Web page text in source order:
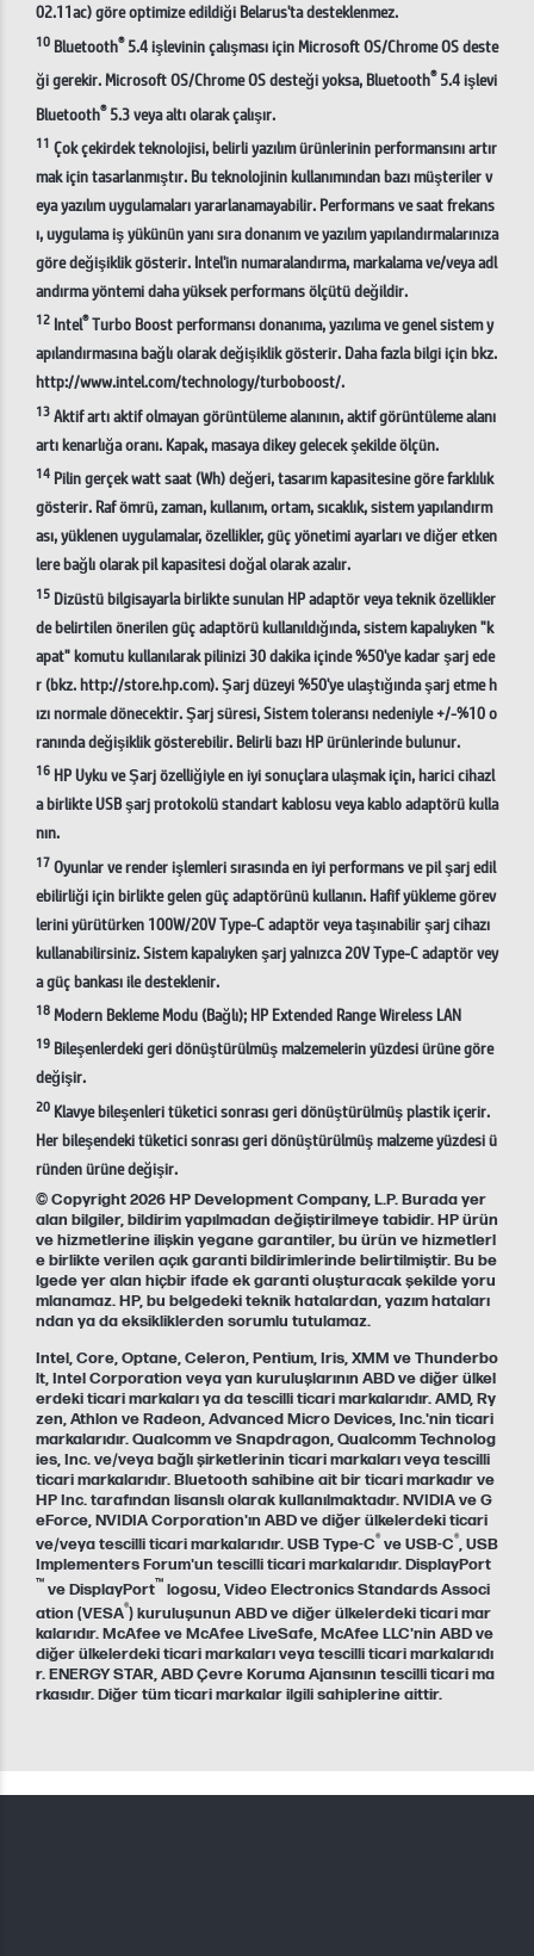
02.11ac) göre optimize edildiği Belarus'ta desteklenmez.
10 Bluetooth®5.4 işlevinin çalışması için Microsoft OS/Chrome OS deste
ği gerekir. Microsoft OS/Chrome OS desteği yoksa, Bluetooth®5.4 işlevi
Bluetooth®5.3 veya altı olarak çalışır.
11 Çok çekirdek teknolojisi, belirli yazılım ürünlerinin performansını artır
mak için tasarlanmıştır. Bu teknolojinin kullanımından bazı müşteriler v
eya yazılım uygulamaları yararlanamayabilir. Performans ve saat frekans
ı, uygulama iş yükünün yanı sıra donanım ve yazılım yapılandırmalarınıza
göre değişiklik gösterir. Intel'in numaralandırma, markalama ve/veya adl
andırma yöntemi daha yüksek performans ölçütü değildir.
12 Intel®Turbo Boost performansı donanıma, yazılıma ve genel sistem y
apılandırmasına bağlı olarak değişiklik gösterir. Daha fazla bilgi için bkz.
http://www.intel.com/technology/turboboost/.
13Aktif artı aktif olmayan görüntüleme alanının, aktif görüntüleme alanı
artı kenarlığa oranı. Kapak, masaya dikey gelecek şekilde ölçün.
14 Pilin gerçek watt saat (Wh) değeri, tasarım kapasitesine göre farklılık
gösterir. Raf ömrü, zaman, kullanım, ortam, sıcaklık, sistem yapılandırm
ası, yüklenen uygulamalar, özellikler, güç yönetimi ayarları ve diğer etken
lere bağlı olarak pil kapasitesi doğal olarak azalır.
15 Dizüstü bilgisayarla birlikte sunulan HP adaptör veya teknik özellikler
de belirtilen önerilen güç adaptörü kullanıldığında, sistem kapalıyken "k
apat" komutu kullanılarak pilinizi 30 dakika içinde %50'ye kadar şarj ede
r (bkz. http://store.hp.com). Şarj düzeyi %50'ye ulaştığında şarj etme h
ızı normale dönecektir. Şarj süresi, Sistem toleransı nedeniyle +/-%10 o
ranında değişiklik gösterebilir. Belirli bazı HP ürünlerinde bulunur.
16 HP Uyku ve Şarj özelliğiyle en iyi sonuçlara ulaşmak için, harici cihazl
a birlikte USB şarj protokolü standart kablosu veya kablo adaptörü kulla
nın.
17Oyunlar ve render işlemleri sırasında en iyi performans ve pil şarj edil
ebilirliği için birlikte gelen güç adaptörünü kullanın. Hafif yükleme görev
lerini yürütürken 100W/20V Type-C adaptör veya taşınabilir şarj cihazı
kullanabilirsiniz. Sistem kapalıyken şarj yalnızca 20V Type-C adaptör vey
a güç bankası ile desteklenir.
18Modern Bekleme Modu (Bağlı); HP Extended Range Wireless LAN
19 Bileşenlerdeki geri dönüştürülmüş malzemelerin yüzdesi ürüne göre
değişir.
20 Klavye bileşenleri tüketici sonrası geri dönüştürülmüş plastik içerir.
Her bileşendeki tüketici sonrası geri dönüştürülmüş malzeme yüzdesi ü
ründen ürüne değişir.
© Copyright 2026 HP Development Company, L.P. Burada yer
alan bilgiler, bildirim yapılmadan değiştirilmeye tabidir. HP ürün
ve hizmetlerine ilişkin yegane garantiler, bu ürün ve hizmetlerl
e birlikte verilen açık garanti bildirimlerinde belirtilmiştir. Bu be
lgede yer alan hiçbir ifade ek garanti oluşturacak şekilde yoru
mlanamaz. HP, bu belgedeki teknik hatalardan, yazım hataları
ndan ya da eksikliklerden sorumlu tutulamaz.
Intel, Core, Optane, Celeron, Pentium, Iris, XMM ve Thunderbo
lt, Intel Corporation veya yan kuruluşlarının ABD ve diğer ülkel
erdeki ticari markaları ya da tescilli ticari markalarıdır. AMD, Ry
zen, Athlon ve Radeon, Advanced Micro Devices, Inc.'nin ticari
markalarıdır. Qualcomm ve Snapdragon, Qualcomm Technolog
ies, Inc. ve/veya bağlı şirketlerinin ticari markaları veya tescilli
ticari markalarıdır. Bluetooth sahibine ait bir ticari markadır ve
HP Inc. tarafından lisanslı olarak kullanılmaktadır. NVIDIA ve G
eForce, NVIDIA Corporation'ın ABD ve diğer ülkelerdeki ticari
ve/veya tescilli ticari markalarıdır. USB Type-C® ve USB-C®, USB
Implementers Forum'un tescilli ticari markalarıdır. DisplayPort
™ ve DisplayPort™ logosu, Video Electronics Standards Associ
ation (VESA®) kuruluşunun ABD ve diğer ülkelerdeki ticari mar
kalarıdır. McAfee ve McAfee LiveSafe, McAfee LLC'nin ABD ve
diğer ülkelerdeki ticari markaları veya tescilli ticari markalarıdı
r. ENERGY STAR, ABD Çevre Koruma Ajansının tescilli ticari ma
rkasıdır. Diğer tüm ticari markalar ilgili sahiplerine aittir.